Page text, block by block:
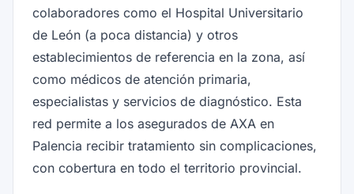
colaboradores como el Hospital Universitario
de León (a poca distancia) y otros
establecimientos de referencia en la zona, así
como médicos de atención primaria,
especialistas y servicios de diagnóstico. Esta
red permite a los asegurados de AXA en
Palencia recibir tratamiento sin complicaciones,
con cobertura en todo el territorio provincial.